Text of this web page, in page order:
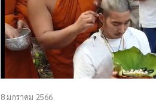
เมเจอร์ ซีนีเพล็กซ์ กรุ้ป จำกัด (มหาช
เอฟ คอร์ปอเรชั่น จำกัด (มหาชน) เพื่
ชาวไทยร่วมสร้างปรากฏการณ์พลังแห่ง
บริจาคโลหิตเพื่อชาติโดยส่งต่อให้กับศู
แห่งชาติ สภากาชาดไทย
8 มกราคม 2566